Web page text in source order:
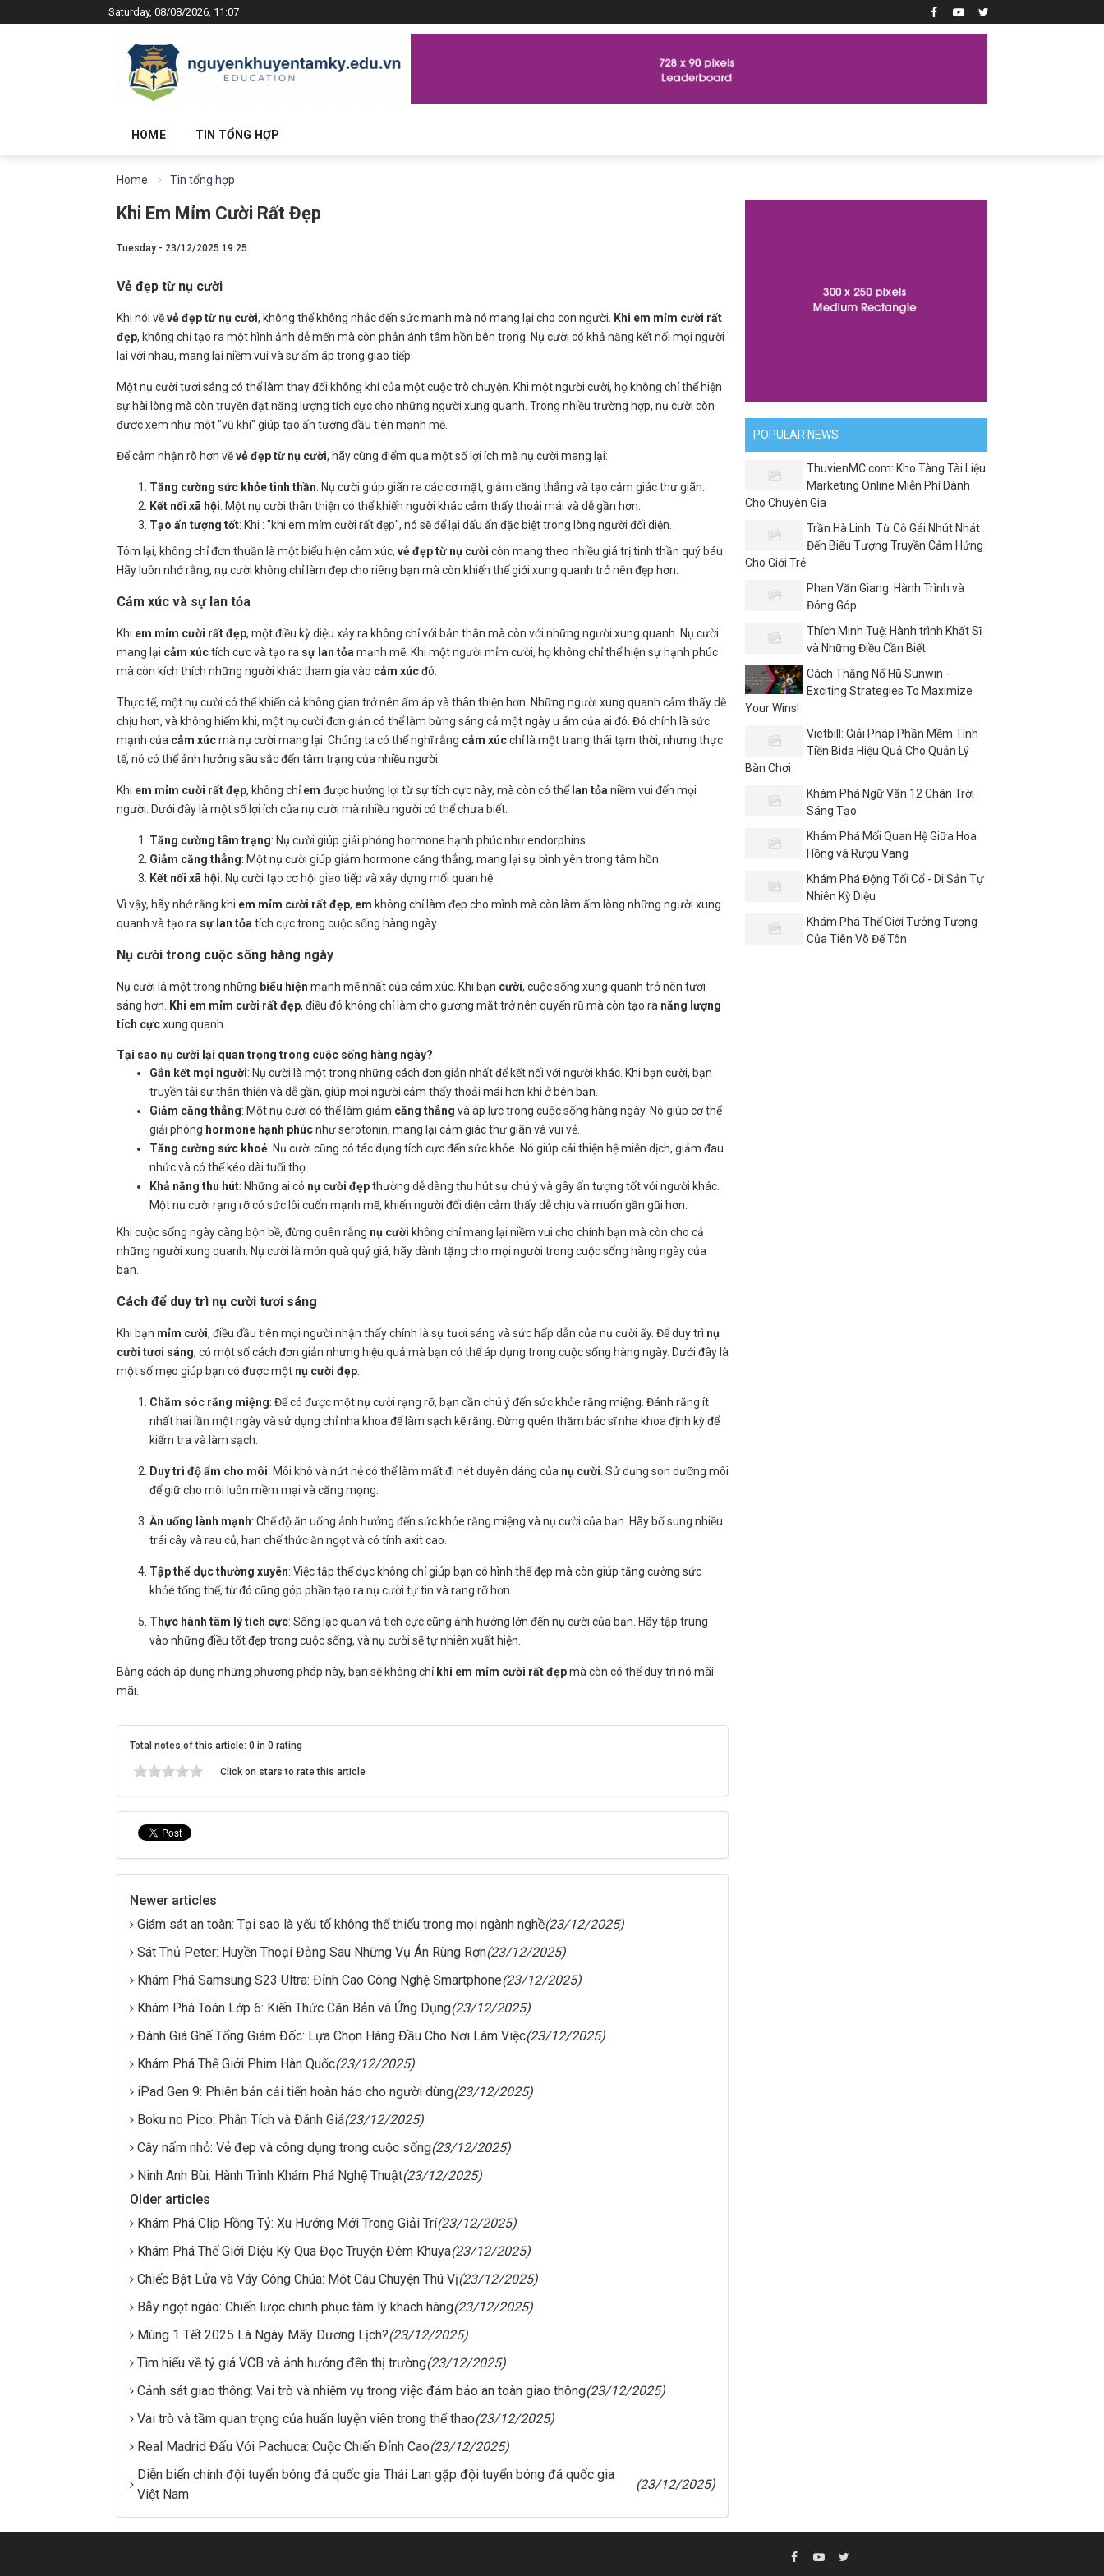
Saturday, 08/08/2026, 11:07
HOME TIN TỔNG HỢP
Home Tin tổng hợp
Khi Em Mỉm Cười Rất Đẹp
Tuesday - 23/12/2025 19:25
Vẻ đẹp từ nụ cười
Khi nói vềvẻ đẹp từ nụ cười, không thể không nhắc đến sức mạnh mà nó mang lại cho con người.
Khi em mỉm cười rất
đẹp, không chỉ tạo ra một hình ảnh dễ mến mà còn phản ánh tâm hồn bên trong. Nụ cười có khả năng kết nối mọi người
lại với nhau, mang lại niềm vui và sự ấm áp trong giao tiếp.
Một nụ cười tươi sáng có thể làm thay đổi không khí của một cuộc trò chuyện. Khi một người cười, họ không chỉ thể hiện
sự hài lòng mà còn truyền đạt năng lượng tích cực cho những người xung quanh. Trong nhiều trường hợp, nụ cười còn
được xem như một "vũ khí" giúp tạo ấn tượng đầu tiên mạnh mẽ.
Để cảm nhận rõ hơn vềvẻ đẹp từ nụ cười, hãy cùng điểm qua một số lợi ích mà nụ cười mang lại:
Tăng cường sức khỏe tinh thần: Nụ cười giúp giãn ra các cơ mặt, giảm căng thẳng và tạo cảm giác thư giãn.
Kết nối xã hội: Một nụ cười thân thiện có thể khiến người khác cảm thấy thoải mái và dễ gần hơn.
Tạo ấn tượng tốt: Khi : "khi em mỉm cười rất đẹp", nó sẽ để lại dấu ấn đặc biệt trong lòng người đối diện.
Tóm lại, không chỉ đơn thuần là một biểu hiện cảm xúc, vẻ đẹp từ nụ cười còn mang theo nhiều giá trị tinh thần quý báu.
Hãy luôn nhớ rằng, nụ cười không chỉ làm đẹp cho riêng bạn mà còn khiến thế giới xung quanh trở nên đẹp hơn.
Cảm xúc và sự lan tỏa
Khi em mỉm cười rất đẹp, một điều kỳ diệu xảy ra không chỉ với bản thân mà còn với những người xung quanh. Nụ cười
mang lại cảm xúctích cực và tạo ra sự lan tỏa mạnh mẽ. Khi một người mỉm cười, họ không chỉ thể hiện sự hạnh phúc
mà còn kích thích những người khác tham gia vào cảm xúcđó.
Thực tế, một nụ cười có thể khiến cả không gian trở nên ấm áp và thân thiện hơn. Những người xung quanh cảm thấy dễ
chịu hơn, và không hiếm khi, một nụ cười đơn giản có thể làm bừng sáng cả một ngày u ám của ai đó. Đó chính là sức
mạnh của cảm xúcmà nụ cười mang lại. Chúng ta có thể nghĩ rằng cảm xúcchỉ là một trạng thái tạm thời, nhưng thực
tế, nó có thể ảnh hưởng sâu sắc đến tâm trạng của nhiều người.
Khi em mỉm cười rất đẹp, không chỉem được hưởng lợi từ sự tích cực này, mà còn có thể lan tỏa niềm vui đến mọi
người. Dưới đây là một số lợi ích của nụ cười mà nhiều người có thể chưa biết:
Tăng cường tâm trạng: Nụ cười giúp giải phóng hormone hạnh phúc như endorphins.
Giảm căng thẳng: Một nụ cười giúp giảm hormone căng thẳng, mang lại sự bình yên trong tâm hồn.
Kết nối xã hội: Nụ cười tạo cơ hội giao tiếp và xây dựng mối quan hệ.
Vì vậy, hãy nhớ rằng khi em mỉm cười rất đẹp, em không chỉ làm đẹp cho mình mà còn làm ấm lòng những người xung
quanh và tạo ra sự lan tỏa tích cực trong cuộc sống hàng ngày.
Nụ cười trong cuộc sống hàng ngày
Nụ cười là một trong những biểu hiện mạnh mẽ nhất của cảm xúc. Khi bạn cười, cuộc sống xung quanh trở nên tươi
sáng hơn.
Khi em mỉm cười rất đẹp, điều đó không chỉ làm cho gương mặt trở nên quyến rũ mà còn tạo ra năng lượng
tích cựcxung quanh.
Tại sao nụ cười lại quan trọng trong cuộc sống hàng ngày?
Gắn kết mọi người: Nụ cười là một trong những cách đơn giản nhất để kết nối với người khác. Khi bạn cười, bạn
truyền tải sự thân thiện và dễ gần, giúp mọi người cảm thấy thoải mái hơn khi ở bên bạn.
Giảm căng thẳng: Một nụ cười có thể làm giảm căng thẳng và áp lực trong cuộc sống hàng ngày. Nó giúp cơ thể
giải phóng hormone hạnh phúcnhư serotonin, mang lại cảm giác thư giãn và vui vẻ.
Tăng cường sức khoẻ: Nụ cười cũng có tác dụng tích cực đến sức khỏe. Nó giúp cải thiện hệ miễn dịch, giảm đau
nhức và có thể kéo dài tuổi thọ.
Khả năng thu hút: Những ai có nụ cười đẹpthường dễ dàng thu hút sự chú ý và gây ấn tượng tốt với người khác.
Một nụ cười rạng rỡ có sức lôi cuốn mạnh mẽ, khiến người đối diện cảm thấy dễ chịu và muốn gần gũi hơn.
Khi cuộc sống ngày càng bộn bề, đừng quên rằng nụ cười không chỉ mang lại niềm vui cho chính bạn mà còn cho cả
những người xung quanh. Nụ cười là món quà quý giá, hãy dành tặng cho mọi người trong cuộc sống hàng ngày của
bạn.
Cách để duy trì nụ cười tươi sáng
Khi bạn mỉm cười, điều đầu tiên mọi người nhận thấy chính là sự tươi sáng và sức hấp dẫn của nụ cười ấy. Để duy trì nụ
cười tươi sáng, có một số cách đơn giản nhưng hiệu quả mà bạn có thể áp dụng trong cuộc sống hàng ngày. Dưới đây là
một số mẹo giúp bạn có được một nụ cười đẹp:
Chăm sóc răng miệng: Để có được một nụ cười rạng rỡ, bạn cần chú ý đến sức khỏe răng miệng. Đánh răng ít
nhất hai lần một ngày và sử dụng chỉ nha khoa để làm sạch kẽ răng. Đừng quên thăm bác sĩ nha khoa định kỳ để
kiểm tra và làm sạch.
Duy trì độ ẩm cho môi: Môi khô và nứt nẻ có thể làm mất đi nét duyên dáng của nụ cười . Sử dụng son dưỡng môi
để giữ cho môi luôn mềm mại và căng mọng.
Ăn uống lành mạnh: Chế độ ăn uống ảnh hưởng đến sức khỏe răng miệng và nụ cười của bạn. Hãy bổ sung nhiều
trái cây và rau củ, hạn chế thức ăn ngọt và có tính axit cao.
Tập thể dục thường xuyên: Việc tập thể dục không chỉ giúp bạn có hình thể đẹp mà còn giúp tăng cường sức
khỏe tổng thể, từ đó cũng góp phần tạo ra nụ cười tự tin và rạng rỡ hơn.
Thực hành tâm lý tích cực: Sống lạc quan và tích cực cũng ảnh hưởng lớn đến nụ cười của bạn. Hãy tập trung
vào những điều tốt đẹp trong cuộc sống, và nụ cười sẽ tự nhiên xuất hiện.
Bằng cách áp dụng những phương pháp này, bạn sẽ không chỉ khi em mỉm cười rất đẹpmà còn có thể duy trì nó mãi
mãi.
Total notes of this article: 0 in 0 rating
Click on stars to rate this article
Newer articles
Giám sát an toàn: Tại sao là yếu tố không thể thiếu trong mọi ngành nghề(23/12/2025)
Sát Thủ Peter: Huyền Thoại Đằng Sau Những Vụ Án Rùng Rợn(23/12/2025)
Khám Phá Samsung S23 Ultra: Đỉnh Cao Công Nghệ Smartphone(23/12/2025)
Khám Phá Toán Lớp 6: Kiến Thức Căn Bản và Ứng Dụng(23/12/2025)
Đánh Giá Ghế Tổng Giám Đốc: Lựa Chọn Hàng Đầu Cho Nơi Làm Việc(23/12/2025)
Khám Phá Thế Giới Phim Hàn Quốc(23/12/2025)
iPad Gen 9: Phiên bản cải tiến hoàn hảo cho người dùng(23/12/2025)
Boku no Pico: Phân Tích và Đánh Giá(23/12/2025)
Cây nấm nhỏ: Vẻ đẹp và công dụng trong cuộc sống(23/12/2025)
Ninh Anh Bùi: Hành Trình Khám Phá Nghệ Thuật(23/12/2025)
Older articles
Khám Phá Clip Hồng Tỷ: Xu Hướng Mới Trong Giải Trí(23/12/2025)
Khám Phá Thế Giới Diệu Kỳ Qua Đọc Truyện Đêm Khuya(23/12/2025)
Chiếc Bật Lửa và Váy Công Chúa: Một Câu Chuyện Thú Vị(23/12/2025)
Bẫy ngọt ngào: Chiến lược chinh phục tâm lý khách hàng(23/12/2025)
Mùng 1 Tết 2025 Là Ngày Mấy Dương Lịch?(23/12/2025)
Tìm hiểu về tỷ giá VCB và ảnh hưởng đến thị trường(23/12/2025)
Cảnh sát giao thông: Vai trò và nhiệm vụ trong việc đảm bảo an toàn giao thông(23/12/2025)
Vai trò và tầm quan trọng của huấn luyện viên trong thể thao(23/12/2025)
Real Madrid Đấu Với Pachuca: Cuộc Chiến Đỉnh Cao(23/12/2025)
Diễn biến chính đội tuyển bóng đá quốc gia Thái Lan gặp đội tuyển bóng đá quốc gia
Việt Nam
(23/12/2025)
POPULAR NEWS
ThuvienMC.com: Kho Tàng Tài Liệu
Marketing Online Miễn Phí Dành
Cho Chuyên Gia
Trần Hà Linh: Từ Cô Gái Nhút Nhát
Đến Biểu Tượng Truyền Cảm Hứng
Cho Giới Trẻ
Phan Văn Giang: Hành Trình và
Đóng Góp
Thích Minh Tuệ: Hành trình Khất Sĩ
và Những Điều Cần Biết
Cách Thắng Nổ Hũ Sunwin -
Exciting Strategies To Maximize
Your Wins!
Vietbill: Giải Pháp Phần Mềm Tính
Tiền Bida Hiệu Quả Cho Quản Lý
Bàn Chơi
Khám Phá Ngữ Văn 12 Chân Trời
Sáng Tạo
Khám Phá Mối Quan Hệ Giữa Hoa
Hồng và Rượu Vang
Khám Phá Động Tối Cổ - Di Sản Tự
Nhiên Kỳ Diệu
Khám Phá Thế Giới Tưởng Tượng
Của Tiên Võ Đế Tôn